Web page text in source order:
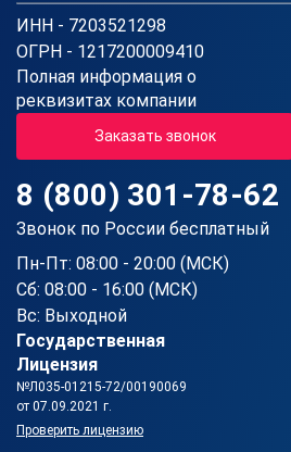
ИНН - 7203521298
ОГРН - 1217200009410
Полная информация о
реквизитах компании
Заказать звонок
8 (800) 301-78-62
Звонок по России бесплатный
Пн-Пт: 08:00 - 20:00 (МСК)
Сб: 08:00 - 16:00 (МСК)
Вс: Выходной
Государственная
Лицензия
№Л035-01215-72/00190069
от 07.09.2021 г.
Проверить лицензию